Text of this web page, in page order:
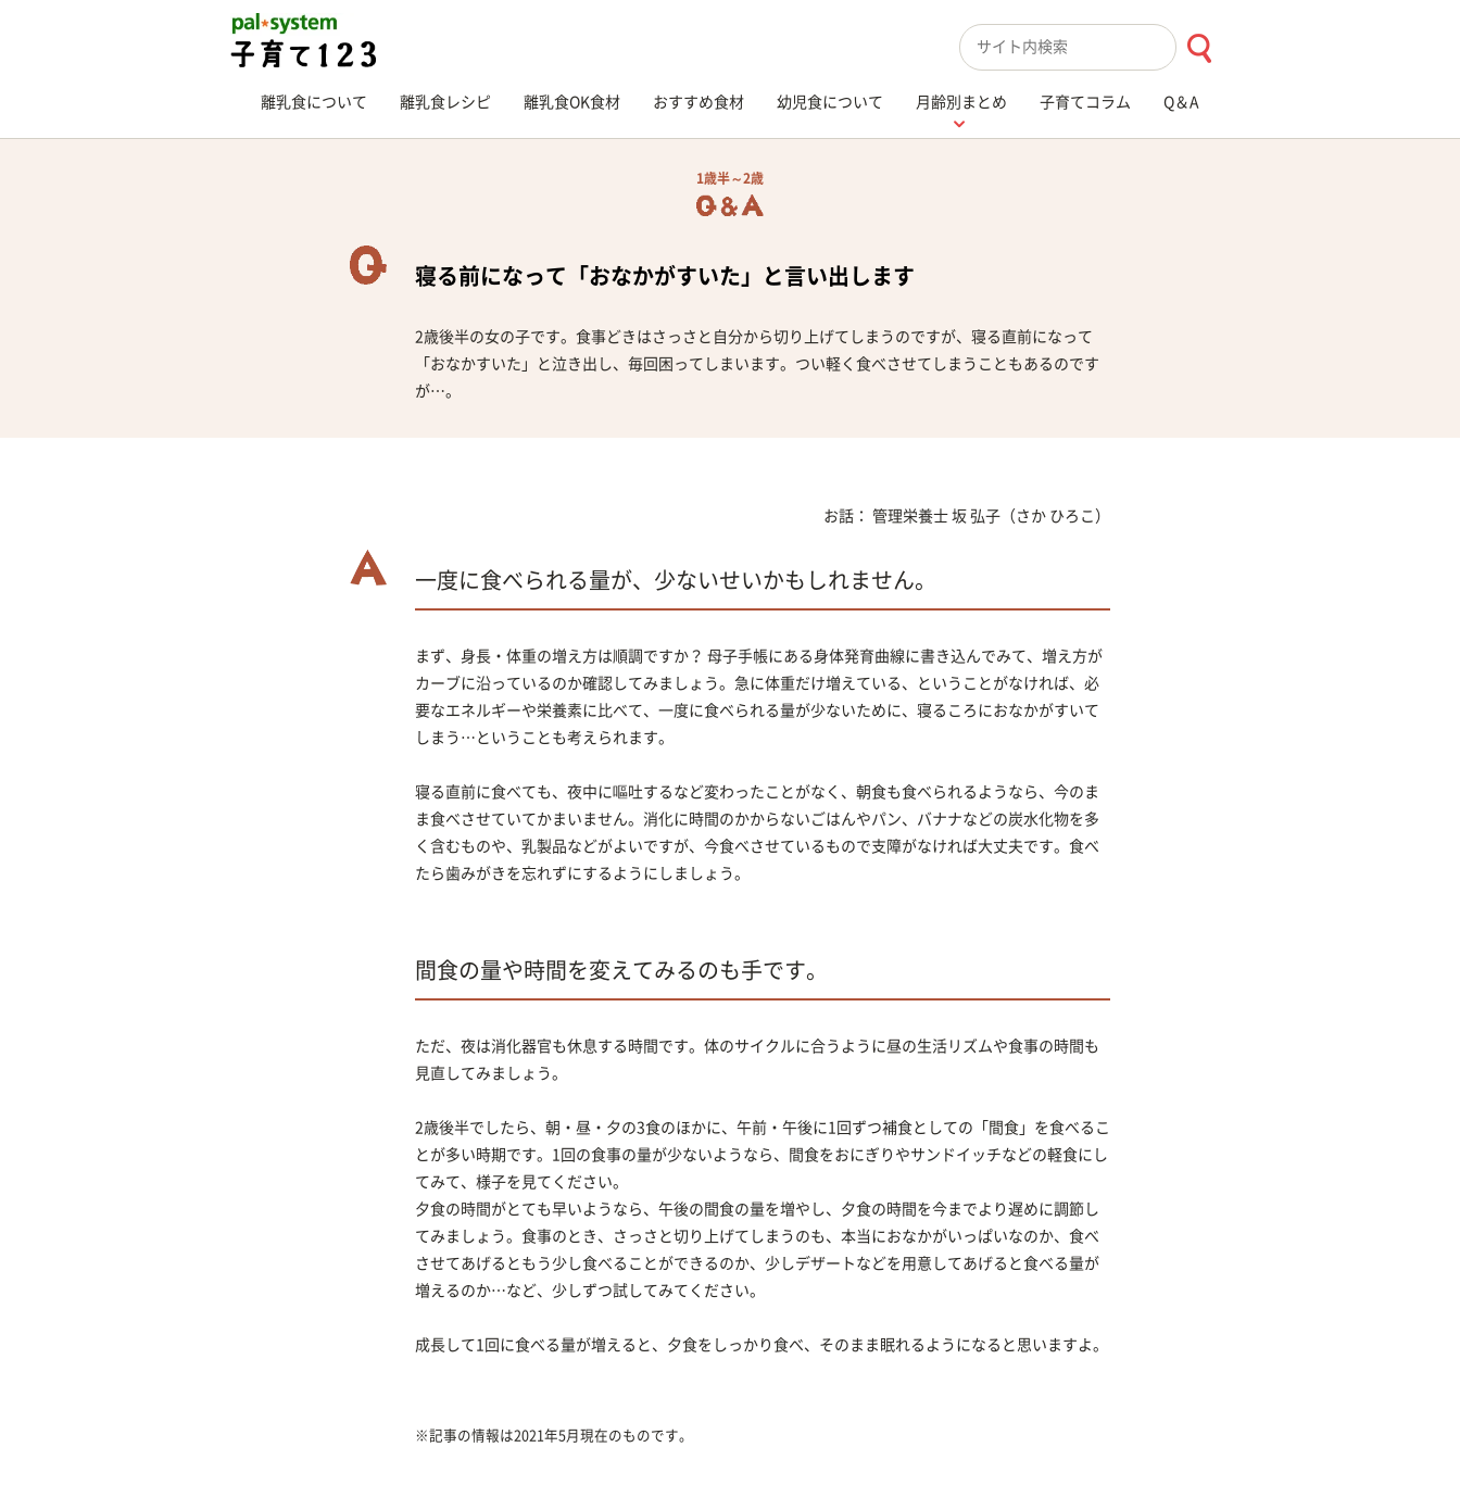
検索キーワード入力
離乳食について 離乳食レシピ 離乳食OK食材 おすすめ食材 幼児食について 月齢別まとめ 子育てコラム Q＆A
1歳半～2歳
寝る前になって「おなかがすいた」と言い出します
2歳後半の女の子です。食事どきはさっさと自分から切り上げてしまうのですが、寝る直前になって
「おなかすいた」と泣き出し、毎回困ってしまいます。つい軽く食べさせてしまうこともあるのです
が…。
お話： 管理栄養士 坂 弘子 （さか ひろこ）
一度に食べられる量が、少ないせいかもしれません。
まず、身長・体重の増え方は順調ですか？ 母子手帳にある身体発育曲線に書き込んでみて、増え方が
カーブに沿っているのか確認してみましょう。急に体重だけ増えている、ということがなければ、必
要なエネルギーや栄養素に比べて、一度に食べられる量が少ないために、寝るころにおなかがすいて
しまう…ということも考えられます。
寝る直前に食べても、夜中に嘔吐するなど変わったことがなく、朝食も食べられるようなら、今のま
ま食べさせていてかまいません。消化に時間のかからないごはんやパン、バナナなどの炭水化物を多
く含むものや、乳製品などがよいですが、今食べさせているもので支障がなければ大丈夫です。食べ
たら歯みがきを忘れずにするようにしましょう。
間食の量や時間を変えてみるのも手です。
ただ、夜は消化器官も休息する時間です。体のサイクルに合うように昼の生活リズムや食事の時間も
見直してみましょう。
2歳後半でしたら、朝・昼・夕の3食のほかに、午前・午後に1回ずつ補食としての「間食」を食べるこ
とが多い時期です。1回の食事の量が少ないようなら、間食をおにぎりやサンドイッチなどの軽食にし
てみて、様子を見てください。
夕食の時間がとても早いようなら、午後の間食の量を増やし、夕食の時間を今までより遅めに調節し
てみましょう。食事のとき、さっさと切り上げてしまうのも、本当におなかがいっぱいなのか、食べ
させてあげるともう少し食べることができるのか、少しデザートなどを用意してあげると食べる量が
増えるのか…など、少しずつ試してみてください。
成長して1回に食べる量が増えると、夕食をしっかり食べ、そのまま眠れるようになると思いますよ。
※記事の情報は2021年5月現在のものです。